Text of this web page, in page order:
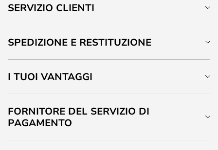
SERVIZIO CLIENTI
SPEDIZIONE E RESTITUZIONE
I TUOI VANTAGGI
FORNITORE DEL SERVIZIO DI
PAGAMENTO